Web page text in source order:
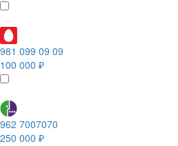
981 099 09 09
100 000 ₽
962 7007070
250 000 ₽